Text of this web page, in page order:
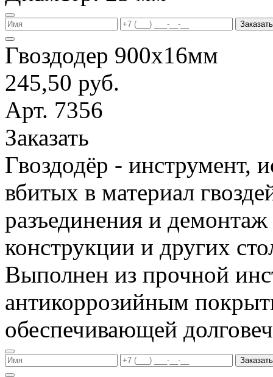
Заказать
Гвоздодер 900х16мм
245,50 руб.
Арт. 7356
Заказать
Гвоздодёр - инструмент,
вбитых в материал
разъединения и
конструкции и других
Выполнен из прочной
антикоррозийным
обеспечивающей
Заказать